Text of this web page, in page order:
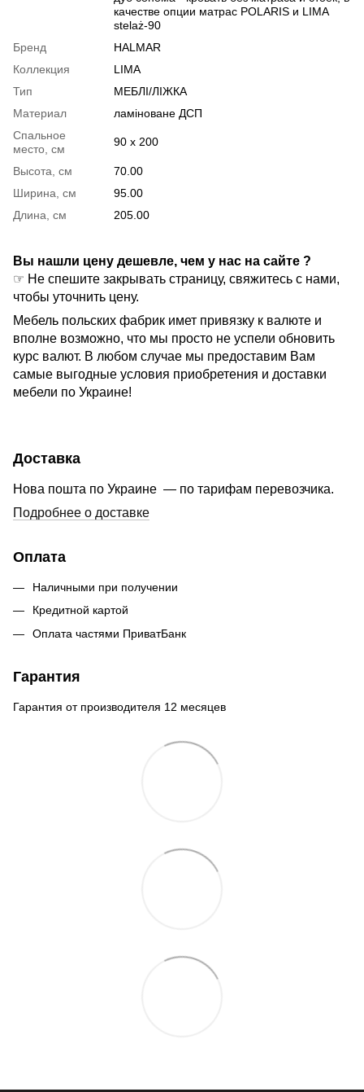
качестве опции матрас POLARIS и LIMA
stelaż-90
Бренд
HALMAR
Коллекция
LIMA
Тип
МЕБЛІ/ЛІЖКА
Материал
ламіноване ДСП
Спальное
место, см
90 x 200
Высота, см
70.00
Ширина, см
95.00
Длина, см
205.00
Вы нашли цену дешевле, чем у нас на сайте ?
☞ Не спешите закрывать страницу, свяжитесь с нами,
чтобы уточнить цену.
Мебель польских фабрик имет привязку к валюте и
вполне возможно, что мы просто не успели обновить
курс валют. В любом случае мы предоставим Вам
самые выгодные условия приобретения и доставки
мебели по Украине!
Доставка
Нова пошта по Украине — по тарифам перевозчика.
Подробнее о доставке
Оплата
Наличными при получении
Кредитной картой
Оплата частями ПриватБанк
Гарантия
Гарантия от производителя 12 месяцев